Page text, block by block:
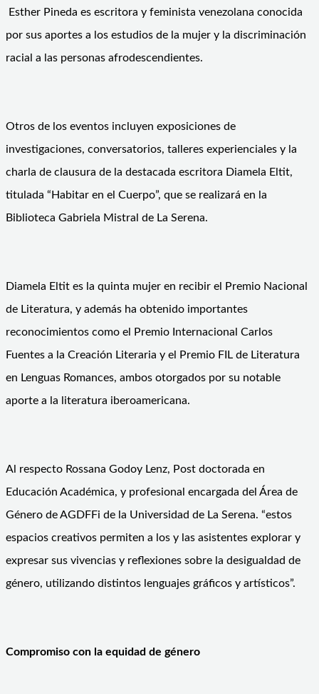
Esther Pineda es escritora y feminista venezolana conocida
por sus aportes a los estudios de la mujer y la discriminación
racial a las personas afrodescendientes.
Otros de los eventos incluyen exposiciones de
investigaciones, conversatorios, talleres experienciales y la
charla de clausura de la destacada escritora Diamela Eltit,
titulada “Habitar en el Cuerpo”, que se realizará en la
Biblioteca Gabriela Mistral de La Serena.
Diamela Eltit es la quinta mujer en recibir el Premio Nacional
de Literatura, y además ha obtenido importantes
reconocimientos como el Premio Internacional Carlos
Fuentes a la Creación Literaria y el Premio FIL de Literatura
en Lenguas Romances, ambos otorgados por su notable
aporte a la literatura iberoamericana.
Al respecto Rossana Godoy Lenz, Post doctorada en
Educación Académica, y profesional encargada del Área de
Género de AGDFFi de la Universidad de La Serena. “estos
espacios creativos permiten a los y las asistentes explorar y
expresar sus vivencias y reflexiones sobre la desigualdad de
género, utilizando distintos lenguajes gráficos y artísticos”.
Compromiso con la equidad de género